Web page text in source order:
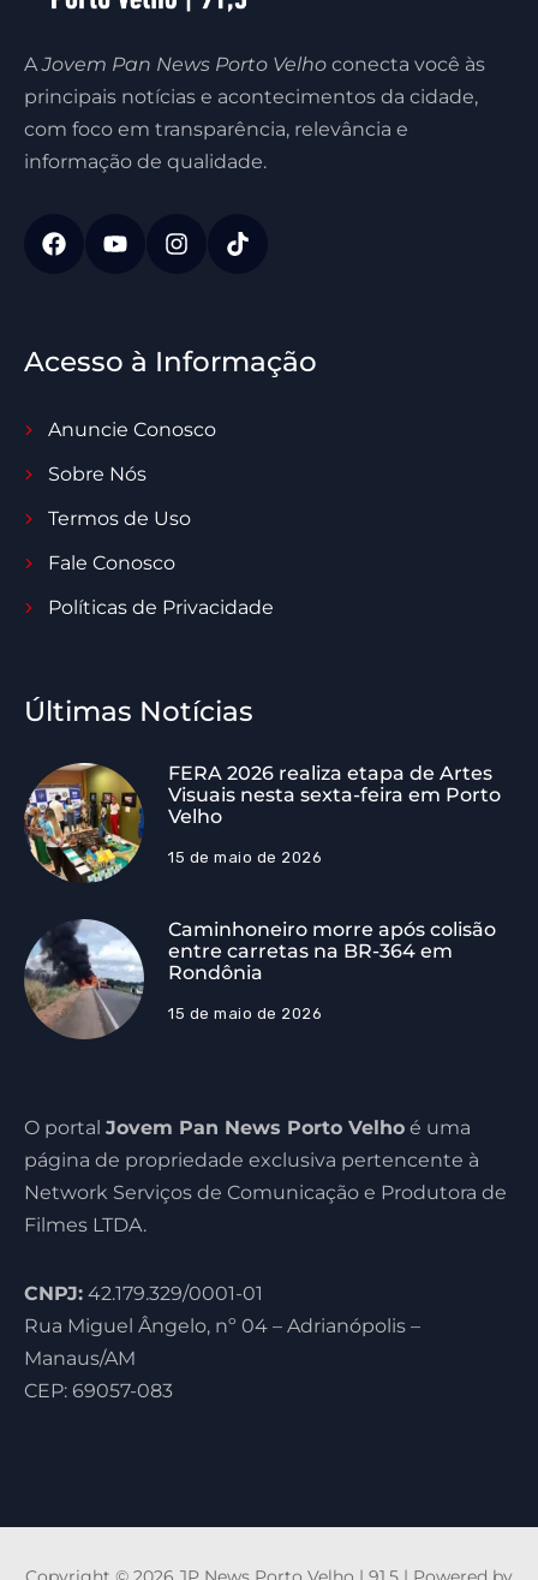
AJovem Pan News Porto Velho conecta você às
principais notícias e acontecimentos da cidade,
com foco em transparência, relevância e
informação de qualidade.
Acesso à Informação
Anuncie Conosco
Sobre Nós
Termos de Uso
Fale Conosco
Políticas de Privacidade
Últimas Notícias
FERA 2026 realiza etapa de Artes
Visuais nesta sexta-feira em Porto
Velho
15 de maio de 2026
Caminhoneiro morre após colisão
entre carretas na BR-364 em
Rondônia
15 de maio de 2026
O portal Jovem Pan News Porto Velho é uma
página de propriedade exclusiva pertencente à
Network Serviços de Comunicação e Produtora de
Filmes LTDA.
CNPJ: 42.179.329/0001-01
Rua Miguel Ângelo, nº 04 – Adrianópolis –
Manaus/AM
CEP: 69057-083